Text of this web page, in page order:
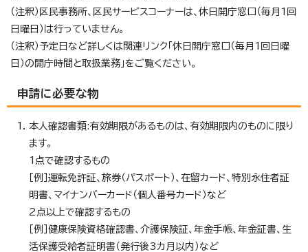
（注釈）区民事務所、区民サービスコーナーは、休日開庁窓口（毎月1回
日曜日）は行っていません。
（注釈）予定日など詳しくは関連リンク「休日開庁窓口（毎月1回日曜
日）の開庁時間と取扱業務」をご覧ください。
申請に必要な物
本人確認書類:有効期限があるものは、有効期限内のものに限り
ます。
1点で確認するもの
［例］運転免許証、旅券（パスポート）、在留カード、特別永住者証
明書、マイナンバーカード（個人番号カード）など
2点以上で確認するもの
［例］健康保険資格確認書、介護保険証、年金手帳、年金証書、生
活保護受給者証明書（発行後3カ月以内）など